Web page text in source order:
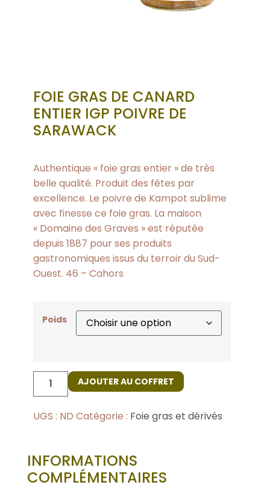
FOIE GRAS DE CANARD
ENTIER IGP POIVRE DE
SARAWACK
Authentique « foie gras entier » de très
belle qualité. Produit des fêtes par
excellence. Le poivre de Kampot sublime
avec finesse ce foie gras. La maison
« Domaine des Graves » est réputée
depuis 1887 pour ses produits
gastronomiques issus du terroir du Sud-
Ouest. 46 – Cahors
Poids
AJOUTER AU COFFRET
UGS : ND Catégorie : Foie gras et dérivés
INFORMATIONS
COMPLÉMENTAIRES